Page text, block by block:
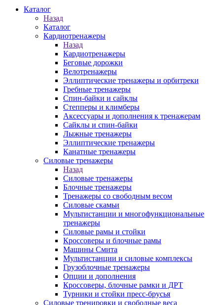
Каталог
Назад
Каталог
Кардиотренажеры
Назад
Кардиотренажеры
Беговые дорожки
Велотренажеры
Эллиптические тренажеры и орбитреки
Гребные тренажеры
Спин-байки и сайклы
Степперы и климберы
Аксессуары и дополнения к тренажерам
Сайклы и спин-байки
Лыжные тренажеры
Эллиптические тренажеры
Канатные тренажеры
Силовые тренажеры
Назад
Силовые тренажеры
Блочные тренажеры
Тренажеры со свободным весом
Силовые скамьи
Мультистанции и многофункциональные
тренажеры
Силовые рамы и стойки
Кроссоверы и блочные рамы
Машины Смита
Мультистанции и силовые комплексы
Грузоблочные тренажеры
Опции и дополнения
Кроссоверы, блочные рамки и ДРТ
Турники и стойки пресс-брусья
Силовые тренировки и свободные веса